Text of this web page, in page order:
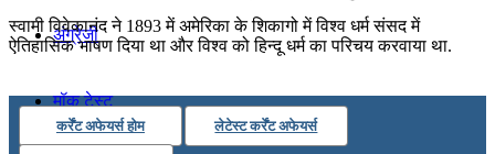
अंग्रेजी
मॉक टेस्ट
स्वामी विवेकानंद ने 1893 में अमेरिका के शिकागो में विश्व धर्म संसद में
ऐतिहासिक भाषण दिया था और विश्व को हिन्दू धर्म का परिचय करवाया था.
कर्रेंट अफेयर्स होम लेटेस्ट कर्रेंट अफेयर्स